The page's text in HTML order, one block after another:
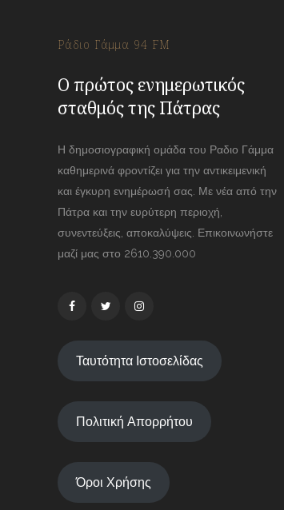
Ράδιο Γάμμα 94 FM
Ο πρώτος ενημερωτικός
σταθμός της Πάτρας
Η δημοσιογραφική ομάδα του Ραδιο Γάμμα
καθημερινά φροντίζει για την αντικειμενική
και έγκυρη ενημέρωσή σας. Με νέα από την
Πάτρα και την ευρύτερη περιοχή,
συνεντεύξεις, αποκαλύψεις. Επικοινωνήστε
μαζί μας στο 2610.390.000
Ταυτότητα Ιστοσελίδας
Πολιτική Απορρήτου
Όροι Χρήσης